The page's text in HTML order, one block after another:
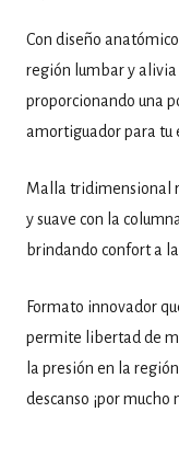
Con diseño
región lumbar y
proporcionando una
amortiguador para tu
Malla tridimensional
y suave con la
brindando confort a
Formato innovador
permite libertad de
la presión en la
descanso ¡por mucho